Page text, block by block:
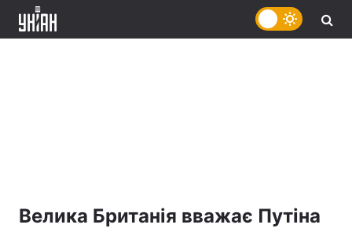
Велика Британія вважає Путіна